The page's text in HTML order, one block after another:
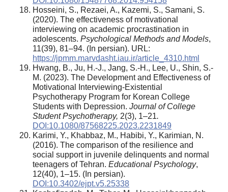
Hosseini, S., Rezaei, A., Kazemi, S., Samani, S.
(2020). The effectiveness of motivational
interviewing on academic procrastination in
adolescents. Psychological Methods and Models,
11(39), 81–94. (In persian). URL:
https://jpmm.marvdasht.iau.ir/article_4310.html
Hwang, B., Ju, H.-J., Jang, S.-H., Lee, U., Shin, S.-
M. (2023). The Development and Effectiveness of
Motivational Interviewing-Existential
Psychotherapy Program for Korean College
Students with Depression. Journal of College
Student Psychotherapy, 2(3), 1–21.
DOI:10.1080/87568225.2023.2231849
Karimi, Y., Khabbaz, M., Habibi, Y., Karimian, N.
(2016). The comparison of the resilience and
social support in juvenile delinquents and normal
teenagers of Tehran. Educational Psychology,
12(40), 1–15. (In persian).
DOI:10.3402/ejpt.v5.25338